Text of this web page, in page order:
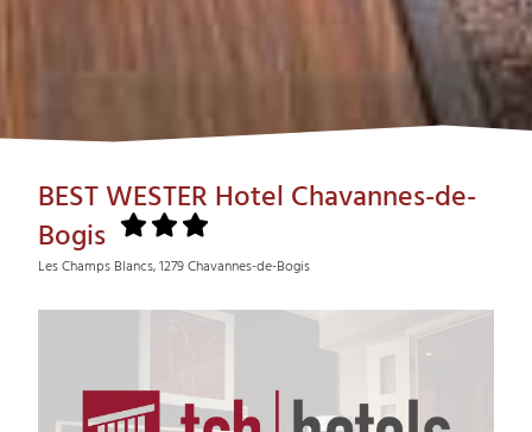
BEST WESTER Hotel Chavannes-de-
Bogis
Les Champs Blancs, 1279 Chavannes-de-Bogis